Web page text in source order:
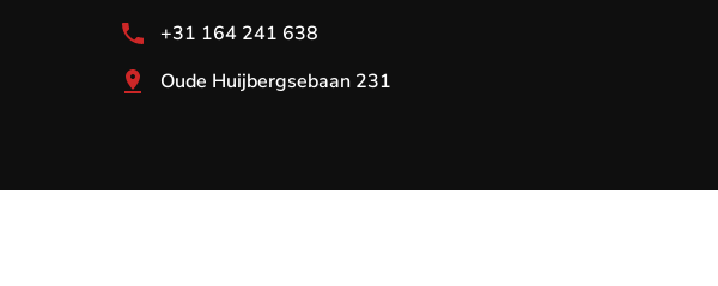
+31 164 241 638
Oude Huijbergsebaan 231